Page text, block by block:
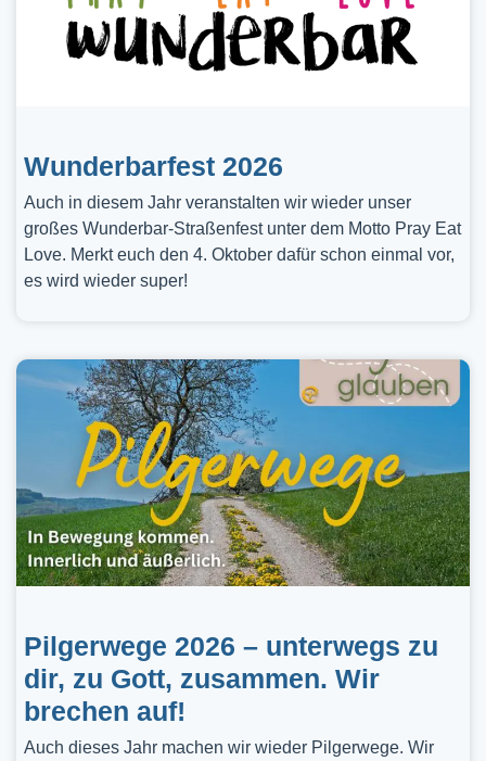
Wunderbarfest 2026
Auch in diesem Jahr veranstalten wir wieder unser
großes Wunderbar-Straßenfest unter dem Motto Pray Eat
Love. Merkt euch den 4. Oktober dafür schon einmal vor,
es wird wieder super!
Pilgerwege 2026 – unterwegs zu
dir, zu Gott, zusammen. Wir
brechen auf!
Auch dieses Jahr machen wir wieder Pilgerwege. Wir